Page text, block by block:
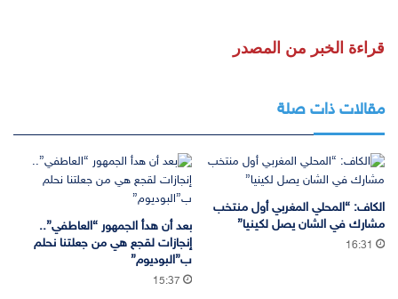
قراءة الخبر من المصدر
مقالات ذات صلة
الكاف: “المحلي المغربي أول منتخب
مشارك في الشان يصل لكينيا”
16:31
بعد أن هدأ الجمهور “العاطفي”..
إنجازات لقجع هي من جعلتنا نحلم
ب”البوديوم”
15:37